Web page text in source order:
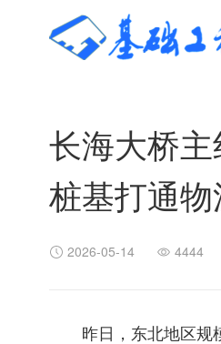
长海大桥
桩基打通
2026-05-14 4444
昨日，东北地区